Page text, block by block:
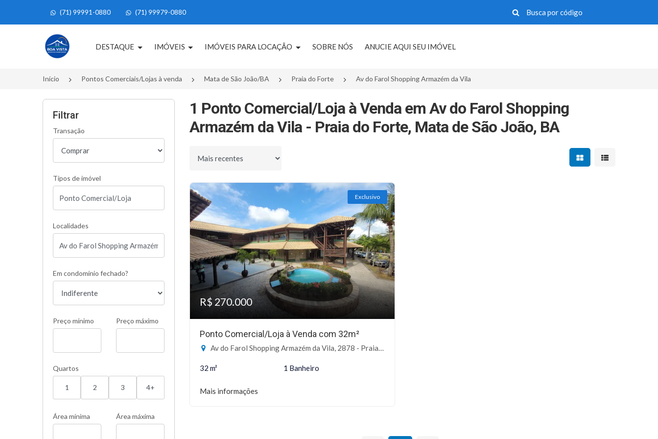
(71) 99991-0880 (71) 99979-0880
Página inicial
DESTAQUE IMÓVEIS IMÓVEIS PARA LOCAÇÃO SOBRE NÓS ANUCIE AQUI SEU IMÓVEL
Início Pontos Comerciais/Lojas à venda Mata de São João/BA Praia do Forte Av do Farol Shopping Armazém da Vila
Filtrar
Transação
Tipos de imóvel
Localidades
Em condomínio fechado?
Preço mínimo Preço máximo
Quartos
1 2 3 4+
Área mínima Área máxima
1 Ponto Comercial/Loja à Venda em Av do Farol Shopping
Armazém da Vila - Praia do Forte, Mata de São João, BA
Ordenar por Mostrar resultados em
Mostrar
Exclusivo
R$ 270.000
Ponto Comercial/Loja à Venda com 32m²
Av do Farol Shopping Armazém da Vila, 2878 - Praia do Forte, Mata de São João-BA
32 m² 1 Banheiro
Mais informações